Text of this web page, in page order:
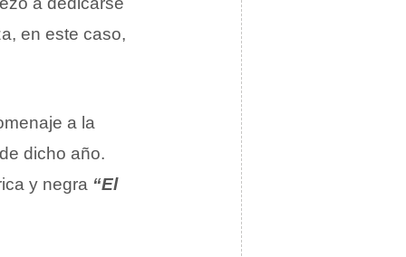
en este caso,
a la
dicho año.
y negra “El